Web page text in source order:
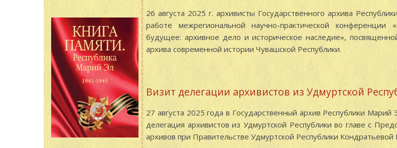
26 августа 2025 г. архивисты Государственного архива
работе межрегиональной научно-практической конференции
будущее: архивное дело и историческое наследие»,
архива современной истории Чувашской Республики.
Визит делегации архивистов из Удмуртской
27 августа 2025 года в Государственный архив Республики
делегация архивистов из Удмуртской Республики во главе с
архивов при Правительстве Удмуртской Республики Кондратьевой